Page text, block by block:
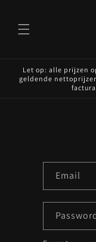
Let op: alle prijzen
geldende
Email